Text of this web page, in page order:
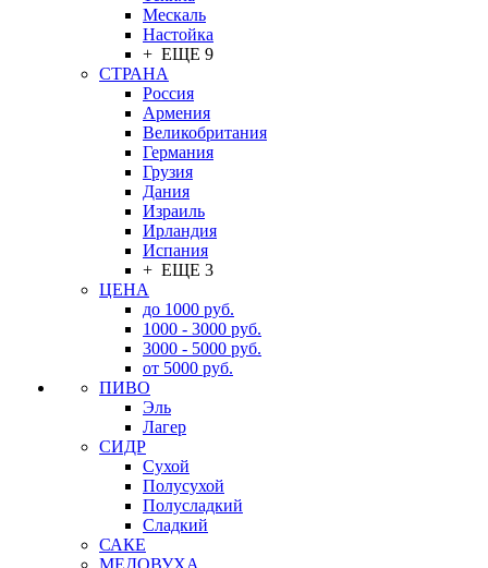
Мескаль
Настойка
+ ЕЩЕ 9
СТРАНА
Россия
Армения
Великобритания
Германия
Грузия
Дания
Израиль
Ирландия
Испания
+ ЕЩЕ 3
ЦЕНА
до 1000 руб.
1000 - 3000 руб.
3000 - 5000 руб.
от 5000 руб.
ПИВО
Эль
Лагер
СИДР
Сухой
Полусухой
Полусладкий
Сладкий
САКЕ
МЕДОВУХА